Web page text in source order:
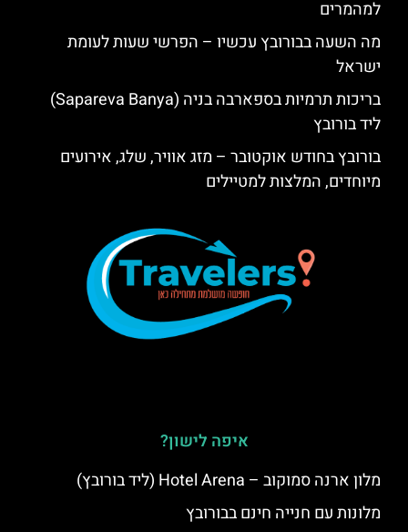
למהמרים
מה השעה בבורובץ עכשיו – הפרשי שעות לעומת
ישראל
בריכות תרמיות בספארבה בניה (Sapareva Banya)
ליד בורובץ
בורובץ בחודש אוקטובר – מזג אוויר, שלג, אירועים
מיוחדים, המלצות למטיילים
איפה לישון?
מלון ארנה סמוקוב – Hotel Arena (ליד בורובץ)
מלונות עם חנייה חינם בבורובץ